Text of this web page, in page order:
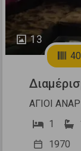
13
ΑΓΙΟΙ
1
1970